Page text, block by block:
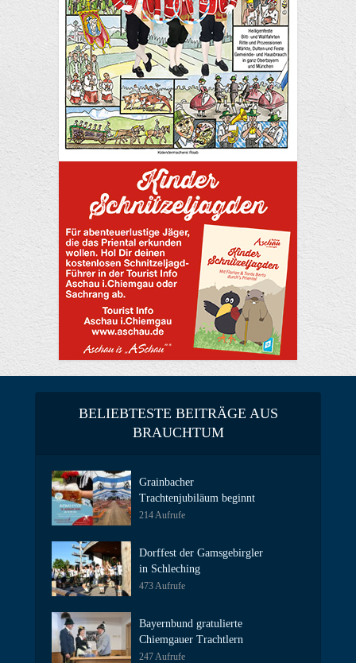
BELIEBTESTE BEITRÄGE AUS
BRAUCHTUM
Grainbacher
Trachtenjubiläum beginnt
214 Aufrufe
Dorffest der Gamsgebirgler
in Schleching
473 Aufrufe
Bayernbund gratulierte
Chiemgauer Trachtlern
247 Aufrufe